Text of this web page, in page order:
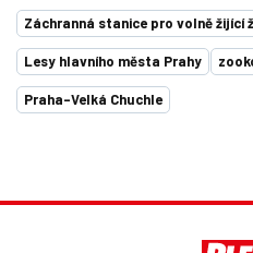
Záchranná stanice pro volně žijící
Lesy hlavního města Prahy
Praha-Velká Chuchle